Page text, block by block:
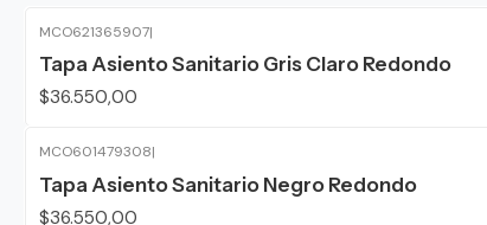
MCO621365907|
Tapa Asiento Sanitario Gris Claro Redondo
$36.550,00
MCO601479308|
Tapa Asiento Sanitario Negro Redondo
$36.550,00